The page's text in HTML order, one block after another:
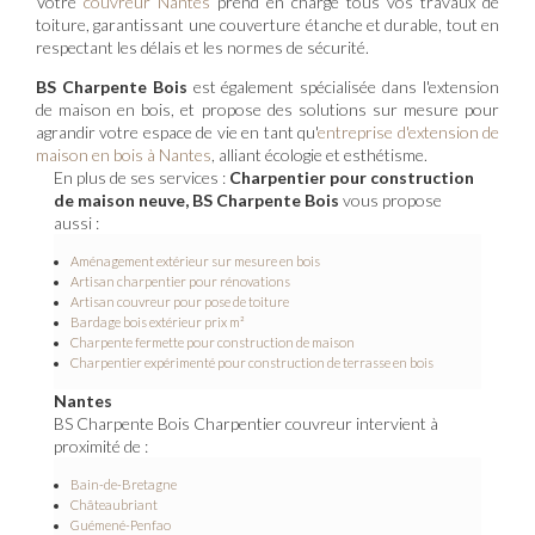
toiture, garantissant une couverture étanche et durable, tout en
respectant les délais et les normes de sécurité.
BS Charpente Bois est également spécialisée dans l'extension
de maison en bois, et propose des solutions sur mesure pour
agrandir votre espace de vie en tant qu'entreprise d'extension de
maison en bois à Nantes , alliant écologie et esthétisme.
En plus de ses services : Charpentier pour construction
de maison neuve, BS Charpente Bois vous propose
aussi :
Aménagement extérieur sur mesure en bois
Artisan charpentier pour rénovations
Artisan couvreur pour pose de toiture
Bardage bois extérieur prix m²
Charpente fermette pour construction de maison
Charpentier expérimenté pour construction de terrasse en bois
Nantes
BS Charpente Bois Charpentier couvreur intervient à
proximité de :
Bain-de-Bretagne
Châteaubriant
Guémené-Penfao